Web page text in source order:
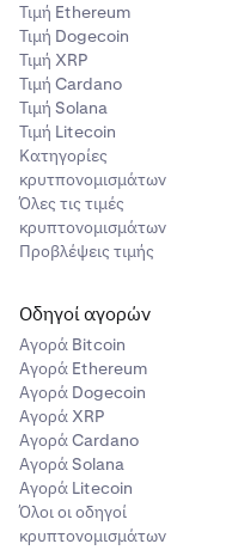
Τιμή Ethereum
Τιμή Dogecoin
Τιμή XRP
Τιμή Cardano
Τιμή Solana
Τιμή Litecoin
Κατηγορίες
κρυτπονομισμάτων
Όλες τις τιμές
κρυπτονομισμάτων
Προβλέψεις τιμής
Οδηγοί αγορών
Αγορά Bitcoin
Αγορά Ethereum
Αγορά Dogecoin
Αγορά XRP
Αγορά Cardano
Αγορά Solana
Αγορά Litecoin
Όλοι οι οδηγοί
κρυπτονομισμάτων